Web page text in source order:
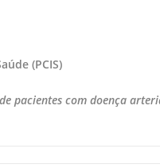
(PCIS)
pacientes com doença